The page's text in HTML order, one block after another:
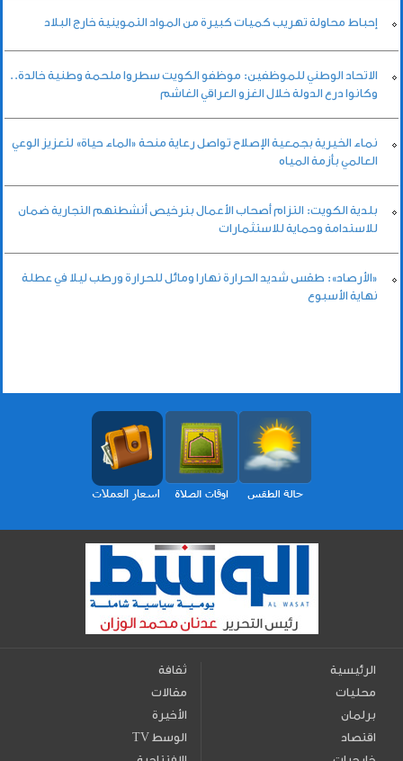
إحباط محاولة تهريب كميات كبيرة من المواد التموينية خارج البلاد
الاتحاد الوطني للموظفين: موظفو الكويت سطروا ملحمة وطنية خالدة..
وكانوا درع الدولة خلال الغزو العراقي الغاشم
نماء الخيرية بجمعية الإصلاح تواصل رعاية منحة «الماء حياة» لتعزيز الوعي
العالمي بأزمة المياه
بلدية الكويت: التزام أصحاب الأعمال بترخيص أنشطتهم التجارية ضمان
للاستدامة وحماية للاستثمارات
«الأرصاد»: طقس شديد الحرارة نهارا ومائل للحرارة ورطب ليلا في عطلة
نهاية الأسبوع
الرئيسية
محليات
برلمان
اقتصاد
ثقافة
مقالات
الأخيرة
TV الوسط